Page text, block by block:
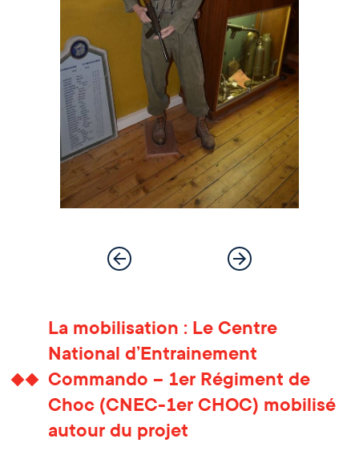
La mobilisation : Le Centre
National d’Entrainement
Commando – 1er Régiment de
Choc (CNEC-1er CHOC) mobilisé
autour du projet